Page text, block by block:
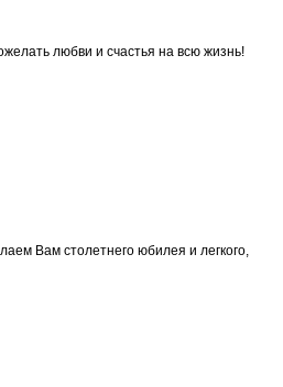
любви и счастья на всю жизнь!
Вам столетнего юбилея и легкого,